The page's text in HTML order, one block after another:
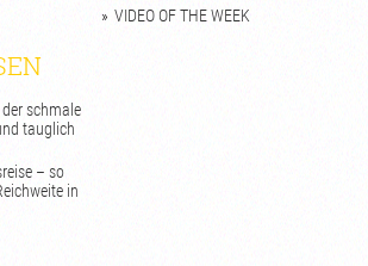
VIDEO OF THE WEEK
schmale
tauglich
– so
in